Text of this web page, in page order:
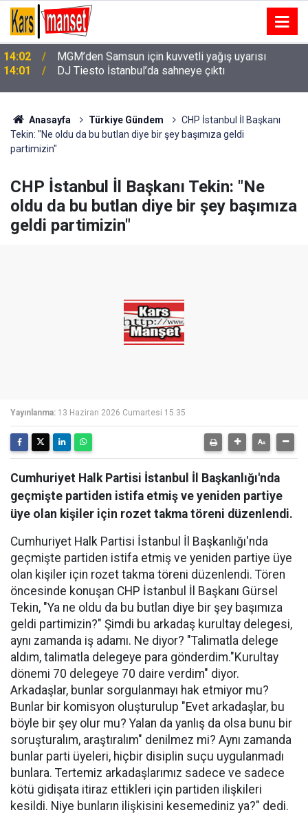
14:01 DJ Tiesto İstanbul’da sahneye çıktı
Anasayfa Türkiye Gündem
CHP İstanbul İl Başkanı
Tekin: "Ne oldu da bu butlan diye bir şey başımıza geldi
partimizin"
CHP İstanbul İl Başkanı Tekin: "Ne
oldu da bu butlan diye bir şey başımıza
geldi partimizin"
Yayınlanma: 13 Haziran 2026 Cumartesi 15:35
Cumhuriyet Halk Partisi İstanbul İl Başkanlığı'nda
geçmişte partiden istifa etmiş ve yeniden partiye
üye olan kişiler için rozet takma töreni düzenlendi.
Cumhuriyet Halk Partisi İstanbul İl Başkanlığı'nda
geçmişte partiden istifa etmiş ve yeniden partiye üye
olan kişiler için rozet takma töreni düzenlendi. Tören
öncesinde konuşan CHP İstanbul İl Başkanı Gürsel
Tekin, "Ya ne oldu da bu butlan diye bir şey başımıza
geldi partimizin?" Şimdi bu arkadaş kurultay delegesi,
aynı zamanda iş adamı. Ne diyor? "Talimatla delege
aldım, talimatla delegeye para gönderdim."Kurultay
dönemi 70 delegeye 70 daire verdim" diyor.
Arkadaşlar, bunlar sorgulanmayı hak etmiyor mu?
Bunlar bir komisyon oluşturulup "Evet arkadaşlar, bu
böyle bir şey olur mu? Yalan da yanlış da olsa bunu bir
soruşturalım, araştıralım" denilmez mi? Aynı zamanda
bunlar parti üyeleri, hiçbir disiplin suçu uygulanmadı
bunlara. Tertemiz arkadaşlarımız sadece ve sadece
kötü gidişata itiraz ettikleri için partiden ilişkileri
kesildi. Niye bunların ilişkisini kesemediniz ya?" dedi.